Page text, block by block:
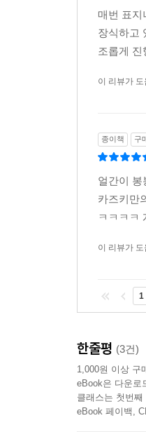
매번 표지
장식하고
조롭게
이 리뷰가
종이책 구
얼간이 봉
카즈키만
ㅋㅋㅋㅋ
이 리뷰가
1
한줄평 (3건)
1,000원 이상 구
eBook은 다운로
클래스는 첫번
eBook 페이백,